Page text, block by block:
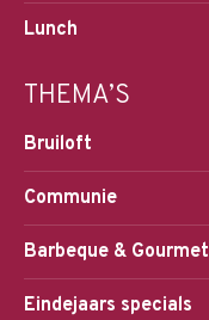
Lunch
THEMA’S
Bruiloft
Communie
Barbeque & Gourmet
Eindejaars specials